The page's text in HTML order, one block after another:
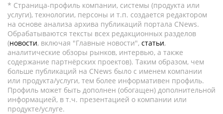
* Страница-профиль компании, системы (продукта или
услуги), технологии, персоны и т.п. создается редактором
на основе анализа архива публикаций портала CNews.
Обрабатываются тексты всех редакционных разделов
(новости, включая "Главные новости", статьи,
аналитические обзоры рынков, интервью, а также
содержание партнёрских проектов). Таким образом, чем
больше публикаций на CNews было с именем компании
или продукта/услуги, тем более информативен профиль.
Профиль может быть дополнен (обогащен) дополнительной
информацией, в т.ч. презентацией о компании или
продукте/услуге.